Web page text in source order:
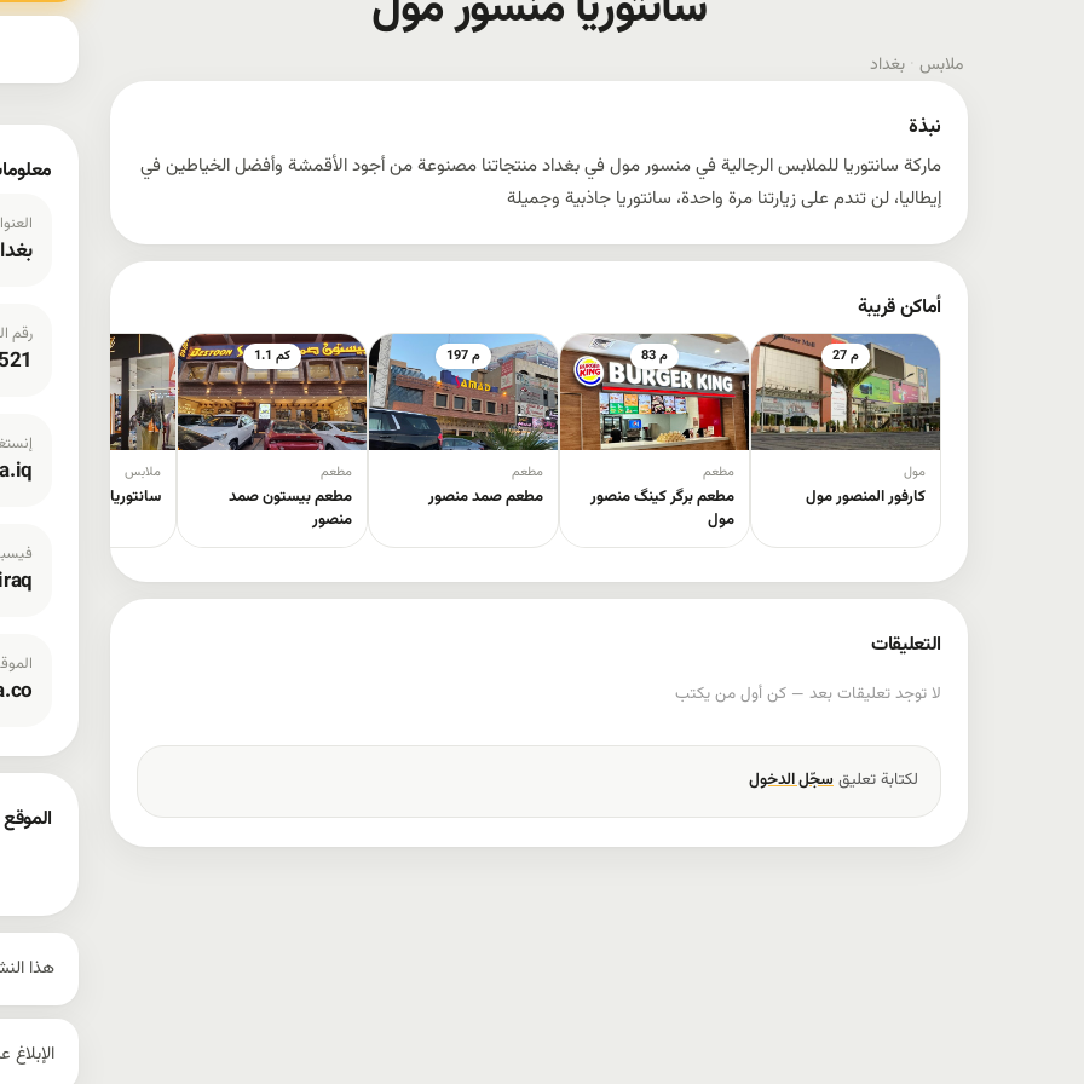
ملابس · بغداد
نبذة
ماركة سانتوريا للملابس الرجالية في منسور مول في بغداد منتجاتنا مصنوعة من أجود الأقمشة وأفضل الخياطين في
إيطاليا، لن تندم على زيارتنا مرة واحدة، سانتوريا جاذبية وجميلة
أماكن قريبة
27 م
مول
كارفور المنصور مول
83 م
مطعم
مطعم برگر کینگ منصور
مول
197 م
مطعم
مطعم صمد منصور
1.1 كم
مطعم
مطعم بيستون صمد
منصور
ملابس
سانتوریا بغداد مول
التعليقات
لا توجد تعليقات بعد — كن أول من يكتب
لكتابة تعليقسجّل الدخول
رقم
هذا